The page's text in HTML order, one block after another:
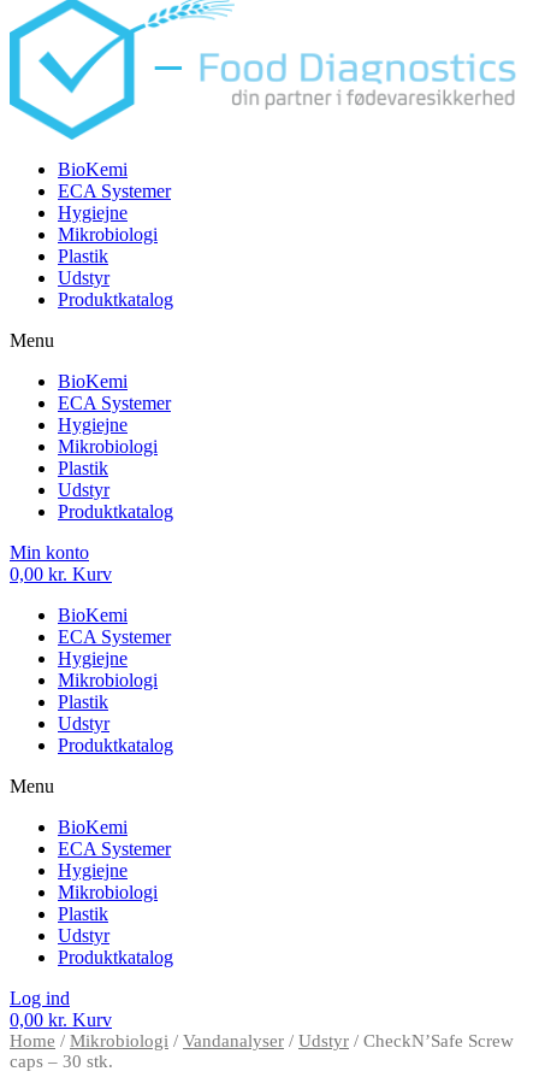
BioKemi
ECA Systemer
Hygiejne
Mikrobiologi
Plastik
Udstyr
Produktkatalog
Menu
BioKemi
ECA Systemer
Hygiejne
Mikrobiologi
Plastik
Udstyr
Produktkatalog
Min konto
0,00 kr. Kurv
BioKemi
ECA Systemer
Hygiejne
Mikrobiologi
Plastik
Udstyr
Produktkatalog
Menu
BioKemi
ECA Systemer
Hygiejne
Mikrobiologi
Plastik
Udstyr
Produktkatalog
Log ind
0,00 kr. Kurv
Home / Mikrobiologi / Vandanalyser / Udstyr / CheckN’Safe Screw
caps – 30 stk.